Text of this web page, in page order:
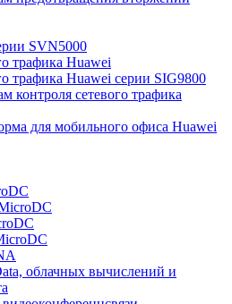
SVN5000
трафика Huawei
трафика Huawei серии SIG9800
контроля сетевого трафика
для мобильного офиса Huawei
облачных вычислений и